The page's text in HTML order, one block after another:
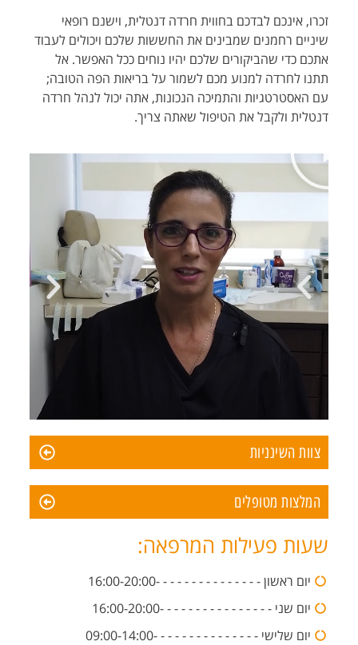
זכרו, אינכם לבדכם בחווית חרדה דנטלית, וישנם רופאי
שיניים רחמנים שמבינים את החששות שלכם ויכולים לעבוד
אתכם כדי שהביקורים שלכם יהיו נוחים ככל האפשר. אל
תתנו לחרדה למנוע מכם לשמור על בריאות הפה הטובה;
עם האסטרטגיות והתמיכה הנכונות, אתה יכול לנהל חרדה
דנטלית ולקבל את הטיפול שאתה צריך.
צוות השינניות
המלצות מטופלים
שעות פעילות המרפאה:
יום ראשון - - - - - - - - - - - - - - -16:00-20:00
יום שני - - - - - - - - - - - - - - - -16:00-20:00
יום שלישי - - - - - - - - - - - - - - -09:00-14:00